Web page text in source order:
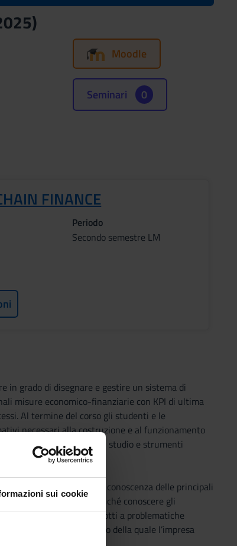
sui cookie
Moodle
Seminari 0
FINANCE
Periodo
Secondo semestre LM
in grado di disegnare e gestire un sistema di
misure economico-finanziarie con KPI di ultima
Al termine del corso gli studenti e le
necessari alla costruzione e al funzionamento
la discussione di casi studio e strumenti
dotarsi di una adeguata conoscenza delle principali
di finanziamento, nonché conoscere gli
aziendale sono ricondotti a problematiche
supply chain all’interno della quale l’impresa